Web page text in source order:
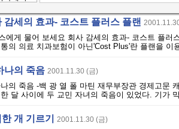
감세의 효과- 코스트 플러스 플랜
에게 물어 보세요 회사 감세의 효과- 코스트 플
의 의료 치과보험이 아닌'Cost Plus'란 플랜을
나의 죽음 2001.11.30 (금)
의 죽음 -백 광 열 폴 마틴 재무부장관 경제고문
달 사이에 두 교민 자녀의 죽음이 있었다. 기가
개 기르기 2001.11.30 (금)